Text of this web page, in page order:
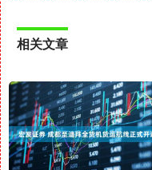
相关文章